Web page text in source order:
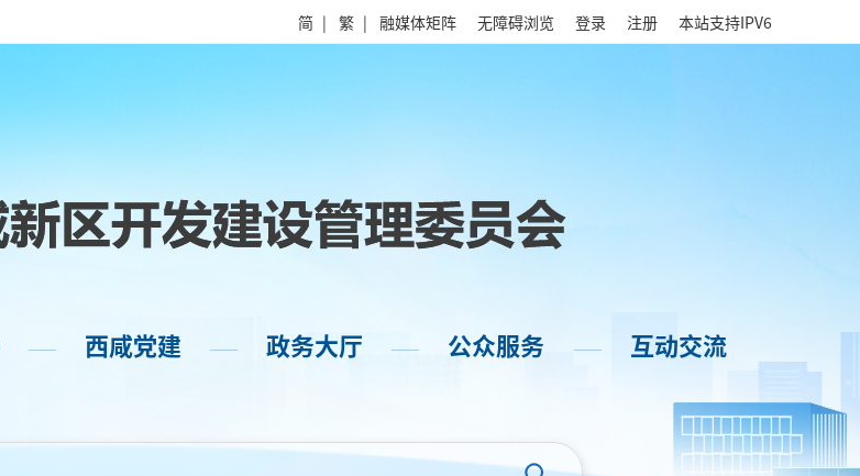
简 | 繁 | 融媒体矩阵 无障碍浏览 登录 注册 本站支持IPV6
—— 西咸党建 —— 政务大厅 —— 公众服务 —— 互动交流